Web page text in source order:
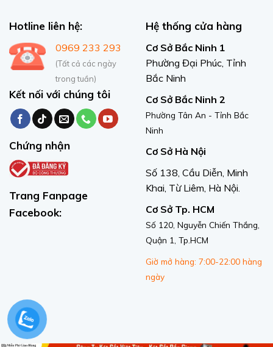
Hotline liên hệ:
0969 233 293
(Tất cả các ngày
trong tuần)
Kết nối với chúng tôi
Chứng nhận
Trang Fanpage
Facebook:
Hệ thống cửa hàng
Cơ Sở Bắc Ninh 1
Phường Đại Phúc, Tỉnh
Bắc Ninh
Cơ Sở Bắc Ninh 2
Phường Tân An - Tỉnh Bắc
Ninh
Cơ Sở Hà Nội
Số 138, Cầu Diễn, Minh
Khai, Từ Liêm, Hà Nội.
Cơ Sở Tp. HCM
Số 120, Nguyễn Chiến Thắng,
Quận 1, Tp.HCM
Giờ mở hàng: 7:00-22:00 hàng
ngày